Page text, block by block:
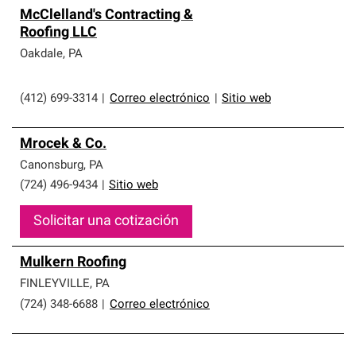
McClelland's Contracting &
Roofing LLC
Oakdale, PA
(412) 699-3314 Correo electrónico Sitio web
Mrocek & Co.
Canonsburg, PA
(724) 496-9434
Sitio web
Solicitar una cotización
Mulkern Roofing
FINLEYVILLE, PA
(724) 348-6688
Correo electrónico